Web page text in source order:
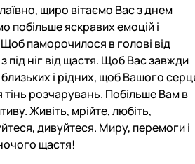
щиро вітаємо Вас з днем
яскравих емоцій і
паморочилося в голові від
під ніг від щастя. Щоб Вас завжди
близьких і рідних, щоб Вашого
тінь розчарувань. Побільше Вам в
Живіть, мрійте, любіть,
дивуйтеся. Миру, перемоги і
щастя!